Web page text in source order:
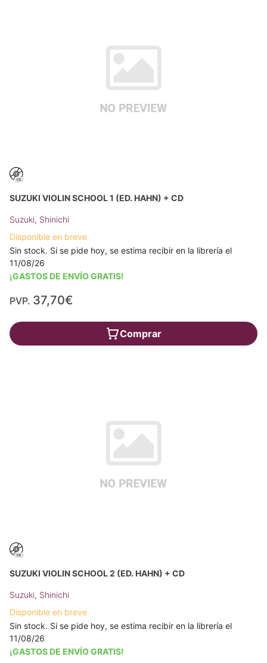
SUZUKI VIOLIN SCHOOL 1 (ED. HAHN) + CD
Suzuki, Shinichi
Disponible en breve
Sin stock. Si se pide hoy, se estima recibir en la librería el
11/08/26
¡GASTOS DE ENVÍO GRATIS!
PVP. 37,70€
Comprar
SUZUKI VIOLIN SCHOOL 2 (ED. HAHN) + CD
Suzuki, Shinichi
Disponible en breve
Sin stock. Si se pide hoy, se estima recibir en la librería el
11/08/26
¡GASTOS DE ENVÍO GRATIS!